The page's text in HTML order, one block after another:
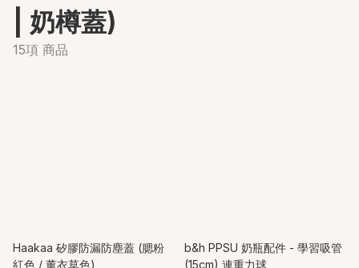
| 奶樽蓋)
15項 商品
Haakaa 矽膠防漏防塵蓋 (腮粉
紅色 / 薰衣草色)
b&h PPSU 奶瓶配件 - 學習吸管
(15cm) 連重力球